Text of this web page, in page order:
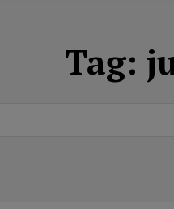
Tag: